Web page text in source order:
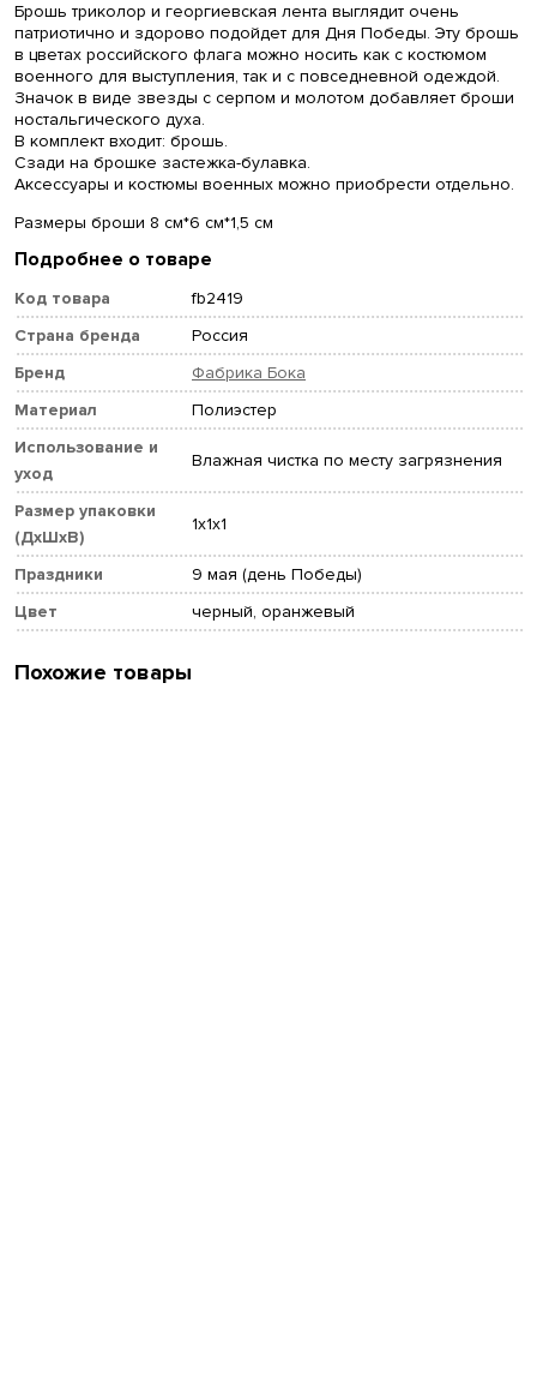
Брошь триколор и георгиевская лента выглядит очень
патриотично и здорово подойдет для Дня Победы. Эту брошь
в цветах российского флага можно носить как с костюмом
военного для выступления, так и с повседневной одеждой.
Значок в виде звезды с серпом и молотом добавляет броши
ностальгического духа.
В комплект входит: брошь.
Сзади на брошке застежка-булавка.
Аксессуары и костюмы военных можно приобрести отдельно.
Размеры броши 8 см*6 см*1,5 см
Подробнее о товаре
Код товара
fb2419
Страна бренда
Россия
Бренд
Фабрика Бока
Материал
Полиэстер
Использование и
уход
Влажная чистка по месту загрязнения
Размер упаковки
(ДхШхВ)
1x1x1
Праздники
9 мая (день Победы)
Цвет
черный, оранжевый
Похожие товары